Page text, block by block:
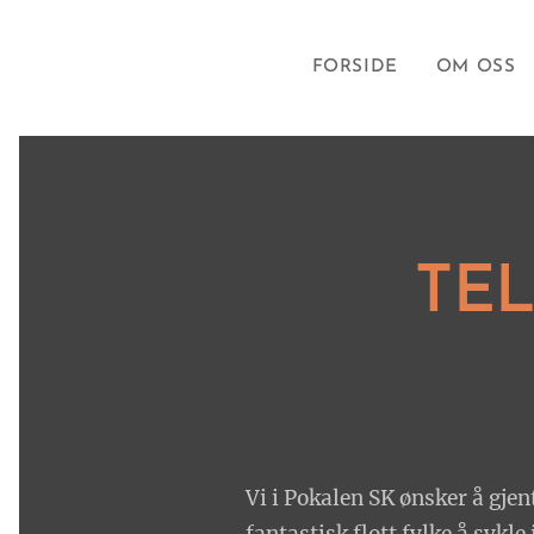
FORSIDE OM OSS
Vi i Pokalen SK ønsker å